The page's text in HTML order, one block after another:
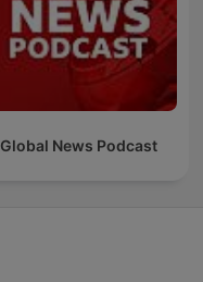
Global News Podcast